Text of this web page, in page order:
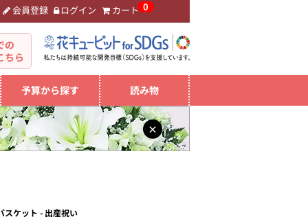
会員登録 ログイン カート 0
の
ちら
予算から探す 読み物
×
スケット - 出産祝い